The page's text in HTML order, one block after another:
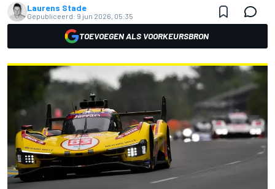
Laurens Stade
Gepubliceerd: 9 jun 2026, 05:35
TOEVOEGEN ALS VOORKEURSBRON